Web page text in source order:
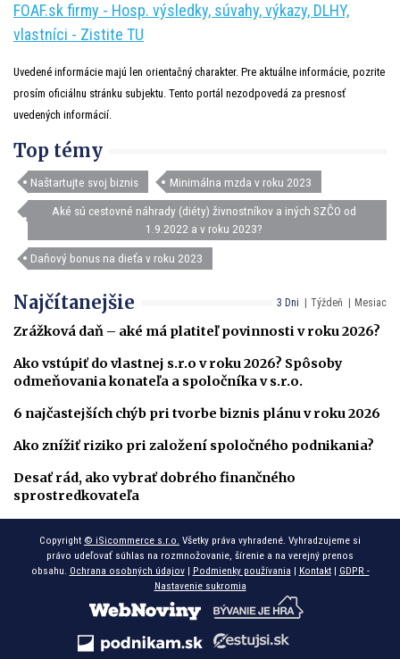
FOAF.sk firmy - Hosp. výsledky, súvahy, výkazy, DLHY,
vlastníci - Zistite TU
Uvedené informácie majú len orientačný charakter. Pre aktuálne informácie, pozrite
prosím oficiálnu stránku subjektu. Tento portál nezodpovedá za presnosť
uvedených informácií.
Top témy
Naštartujte svoj biznis Minimálna mzda v roku 2023
Aké sú cestovné náhrady (diéty) živnostníkov a iných SZČO od
1.9.2022 a v roku 2023?
Daňový bonus na dieťa v roku 2023
3 Dni Týždeň Mesiac
Najčítanejšie
Zrážková daň – aké má platiteľ povinnosti v roku 2026?
Ako vstúpiť do vlastnej s.r.o v roku 2026? Spôsoby
odmeňovania konateľa a spoločníka v s.r.o.
6 najčastejších chýb pri tvorbe biznis plánu v roku 2026
Ako znížiť riziko pri založení spoločného podnikania?
Desať rád, ako vybrať dobrého finančného
sprostredkovateľa
Copyright © iSicommerce s.r.o. Všetky práva vyhradené. Vyhradzujeme si
právo udeľovať súhlas na rozmnožovanie, šírenie a na verejný prenos
obsahu. Ochrana osobných údajov| Podmienky používania | Kontakt| GDPR -
Nastavenie sukromia